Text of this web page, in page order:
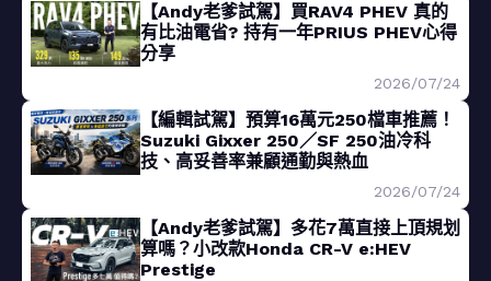
【Andy老爹試駕】買RAV4 PHEV 真的
有比油電省? 持有一年PRIUS PHEV心得
分享
2026/07/24
【編輯試駕】預算16萬元250檔車推薦！
Suzuki Gixxer 250／SF 250油冷科
技、高妥善率兼顧通勤與熱血
2026/07/24
【Andy老爹試駕】多花7萬直接上頂規划
算嗎？小改款Honda CR-V e:HEV
Prestige